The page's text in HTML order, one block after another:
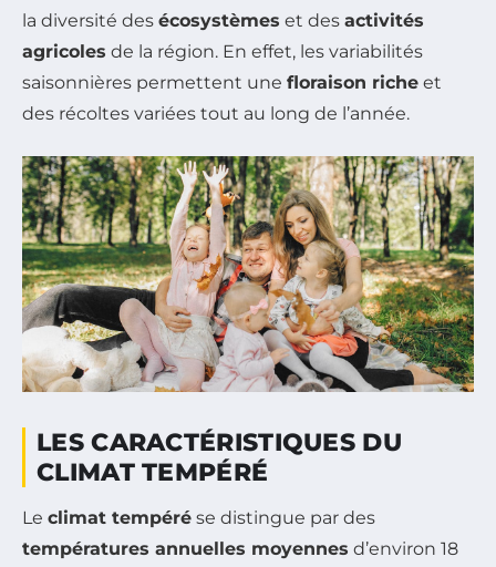
la diversité des écosystèmes et des activités
agricoles de la région. En effet, les variabilités
saisonnières permettent une floraison riche et
des récoltes variées tout au long de l’année.
LES CARACTÉRISTIQUES DU
CLIMAT TEMPÉRÉ
Le climat tempéré se distingue par des
températures annuelles moyennes d’environ 18